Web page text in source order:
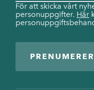
För att skicka vårt
personuppgifter. Här